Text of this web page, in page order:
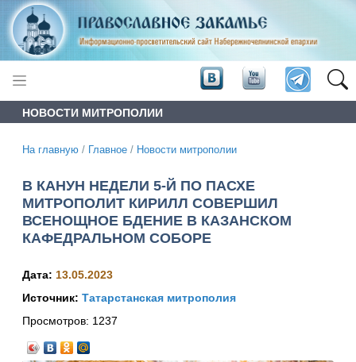
НОВОСТИ МИТРОПОЛИИ
На главную / Главное / Новости митрополии
В КАНУН НЕДЕЛИ 5-Й ПО ПАСХЕ
МИТРОПОЛИТ КИРИЛЛ СОВЕРШИЛ
ВСЕНОЩНОЕ БДЕНИЕ В КАЗАНСКОМ
КАФЕДРАЛЬНОМ СОБОРЕ
Дата: 13.05.2023
Источник: Татарстанская митрополия
Просмотров: 1237